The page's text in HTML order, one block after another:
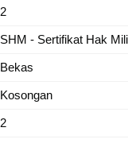
2
SHM - Sertifikat Hak
Bekas
Kosongan
2